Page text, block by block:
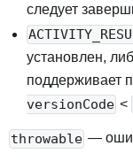
следует
установлен,
поддерживает
versionCode <
throwable —